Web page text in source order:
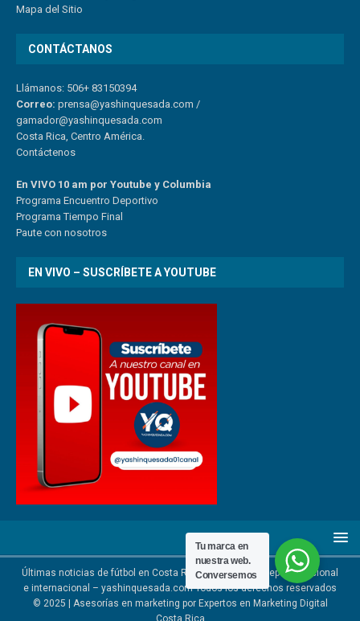
Mapa del Sitio
CONTÁCTANOS
Llámanos: 506+ 83150394
Correo: prensa@yashinquesada.com /
gamador@yashinquesada.com
Costa Rica, Centro América.
Contáctenos
En VIVO 10 am por Youtube y Columbia
Programa Encuentro Deportivo
Programa Tiempo Final
Paute con nosotros
EN VIVO – SUSCRÍBETE A YOUTUBE
Últimas noticias de fútbol en Costa Rica | Noticias del deporte nacional
e internacional – yashinquesada.com Todos los derechos reservados
© 2025 | Asesorías en marketing por Expertos en Marketing Digital
Costa Rica
Tu marca en
nuestra web.
Conversemos